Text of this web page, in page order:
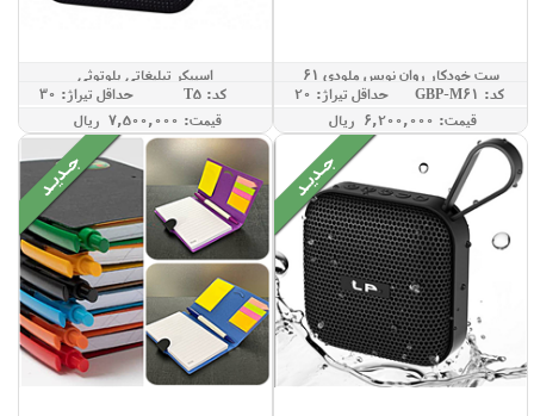
ست خودکار روان نویس ملودی 61
کد: GBP-M61
حداقل تيراژ: 20
قيمت: 6,200,000 ريال
اسپیکر تبلیغاتی بلوتوثی
کد: T5
حداقل تيراژ: 30
قيمت: 7,500,000 ريال